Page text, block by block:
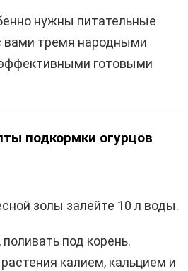
нужны питательные
тремя народными
готовыми
подкормки огурцов
золы залейте 10 л воды.
под корень.
калием, кальцием и